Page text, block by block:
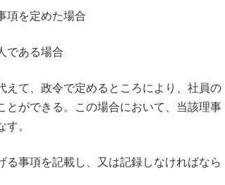
項を定めた場合
である場合
て、政令で定めるところにより、社員の
とができる。この場合において、当該理事
。
事項を記載し、又は記録しなければなら